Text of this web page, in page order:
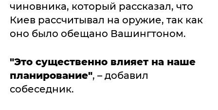
чиновника, который рассказал, что
Киев рассчитывал на оружие, так как
оно было обещано Вашингтоном.
"Это существенно влияет на наше
планирование", – добавил
собеседник.